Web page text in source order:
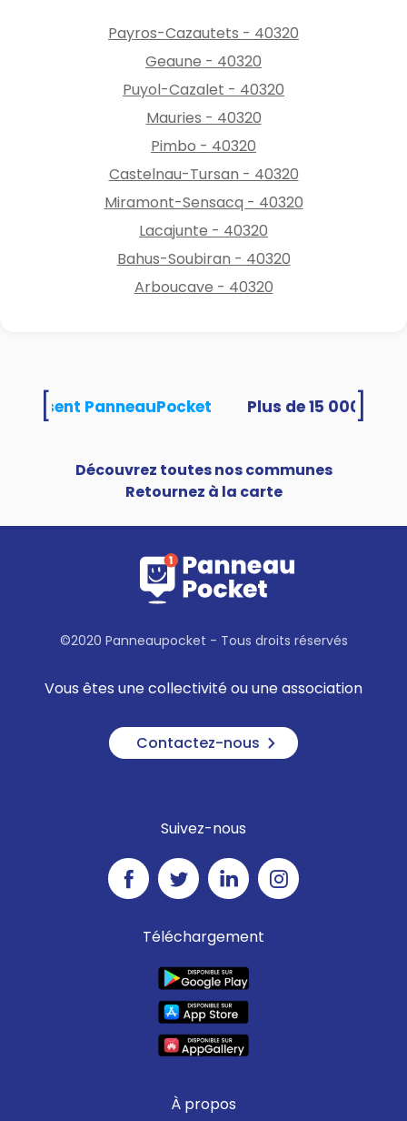
Payros-Cazautets - 40320
Geaune - 40320
Puyol-Cazalet - 40320
Mauries - 40320
Pimbo - 40320
Castelnau-Tursan - 40320
Miramont-Sensacq - 40320
Lacajunte - 40320
Bahus-Soubiran - 40320
Arboucave - 40320
PanneauPocket
Découvrez toutes nos communes
Retournez à la carte
©2020 Panneaupocket - Tous droits réservés
Vous êtes une collectivité ou une association
Contactez-nous
Suivez-nous
Téléchargement
À propos